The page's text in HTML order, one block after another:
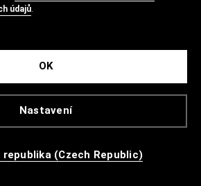
údajů.
Nastavení
OK
republika (Czech Republic)